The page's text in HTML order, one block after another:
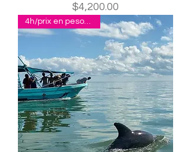
Precio
$4,200.00
4h/prix en pesos pour 2